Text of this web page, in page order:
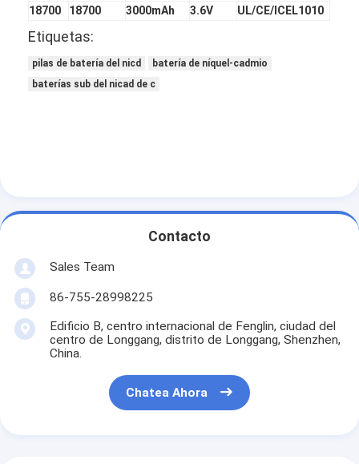
18700
18700 3000mAh 3.6V UL/CE/ICEL1010
Etiquetas:
pilas de batería del nicd
batería de níquel-cadmio
baterías sub del nicad de c
Contacto
Sales Team
86-755-28998225
Edificio B, centro internacional de Fenglin, ciudad del
centro de Longgang, distrito de Longgang, Shenzhen,
China.
Chatea Ahora